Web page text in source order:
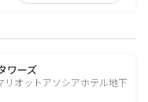
ワーズ
オットアソシアホテル地下